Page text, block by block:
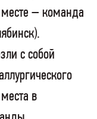
– команда
с собой
в